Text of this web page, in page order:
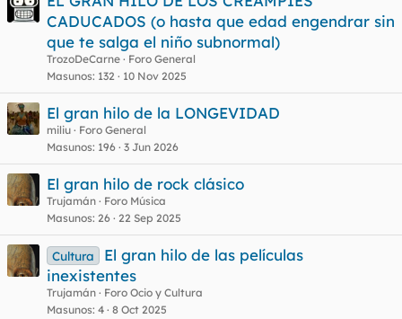
CADUCADOS (o hasta que edad engendrar sin
que te salga el niño subnormal)
TrozoDeCarne
Foro General
Masunos 132 10 Nov 2025
El gran hilo de la LONGEVIDAD
miliu
Foro General
Masunos 196 3 Jun 2026
El gran hilo de rock clásico
Trujamán
Foro Música
Masunos 26 22 Sep 2025
Cultura
El gran hilo de las películas
inexistentes
Trujamán
Foro Ocio y Cultura
Masunos 4 8 Oct 2025